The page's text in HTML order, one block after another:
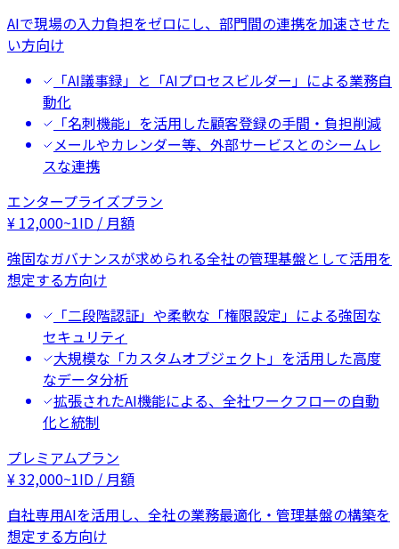
AIで現場の入力負担をゼロにし、部門間の連携を加速させた
い方向け
「AI議事録」と「AIプロセスビルダー」による業務自
動化
「名刺機能」を活用した顧客登録の手間・負担削減
メールやカレンダー等、外部サービスとのシームレ
スな連携
エンタープライズプラン
¥ 12,000~1ID / 月額
強固なガバナンスが求められる全社の管理基盤として活用を
想定する方向け
「二段階認証」や柔軟な「権限設定」による強固な
セキュリティ
大規模な「カスタムオブジェクト」を活用した高度
なデータ分析
拡張されたAI機能による、全社ワークフローの自動
化と統制
プレミアムプラン
¥32,000~1ID / 月額
自社専用AIを活用し、全社の業務最適化・管理基盤の構築を
想定する方向け